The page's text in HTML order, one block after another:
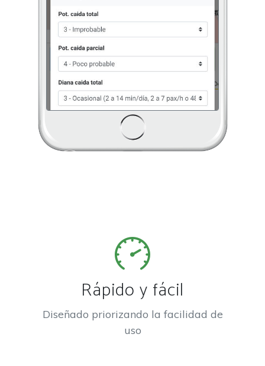
Rápido y fácil
Diseñado priorizando la facilidad de
uso